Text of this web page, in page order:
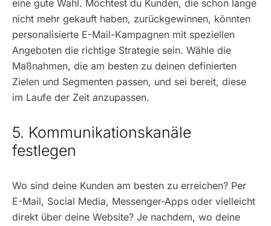
eine gute Wahl. Möchtest du Kunden, die schon lange
nicht mehr gekauft haben, zurückgewinnen, könnten
personalisierte E-Mail-Kampagnen mit speziellen
Angeboten die richtige Strategie sein. Wähle die
Maßnahmen, die am besten zu deinen definierten
Zielen und Segmenten passen, und sei bereit, diese
im Laufe der Zeit anzupassen.
5. Kommunikationskanäle
festlegen
Wo sind deine Kunden am besten zu erreichen? Per
E-Mail, Social Media, Messenger-Apps oder vielleicht
direkt über deine Website? Je nachdem, wo deine